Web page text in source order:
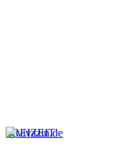
FREIZEIT